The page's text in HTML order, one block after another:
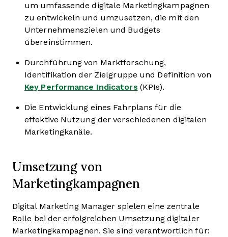
um umfassende digitale Marketingkampagnen
zu entwickeln und umzusetzen, die mit den
Unternehmenszielen und Budgets
übereinstimmen.
Durchführung von Marktforschung,
Identifikation der Zielgruppe und Definition von
Key Performance Indicators (KPIs).
Die Entwicklung eines Fahrplans für die
effektive Nutzung der verschiedenen digitalen
Marketingkanäle.
Umsetzung von
Marketingkampagnen
Digital Marketing Manager spielen eine zentrale
Rolle bei der erfolgreichen Umsetzung digitaler
Marketingkampagnen. Sie sind verantwortlich für: